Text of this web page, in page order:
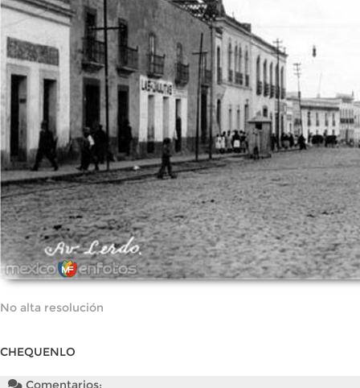
No alta resolución
CHEQUENLO
Comentarios: